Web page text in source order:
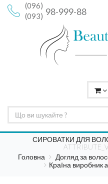
(096)
98-999-88
(093)
СИРОВАТКИ ДЛЯ
Головна
Догляд за
Країна виробник